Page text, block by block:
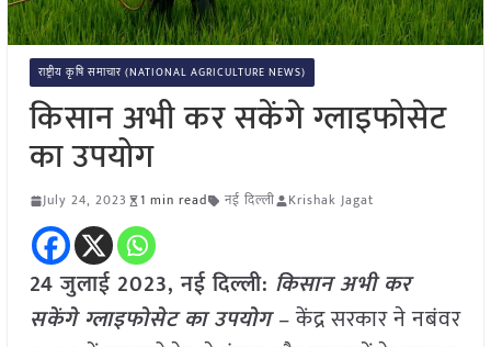
राष्ट्रीय कृषि समाचार (NATIONAL AGRICULTURE NEWS)
किसान अभी कर सकेंगे ग्लाइफोसेट
का उपयोग
July 24, 2023 1 min read नई दिल्ली Krishak Jagat
24 जुलाई 2023, नई दिल्ली: किसान अभी कर
सकेंगे ग्लाइफोसेट का उपयोग– केंद्र सरकार ने नबंवर